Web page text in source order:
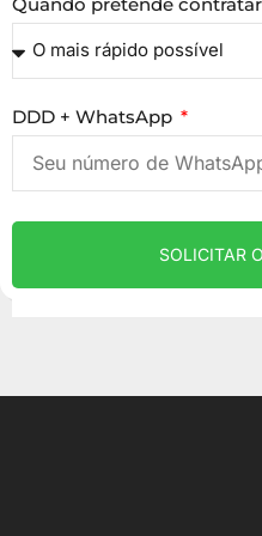
DDD + WhatsApp
SOLICITAR